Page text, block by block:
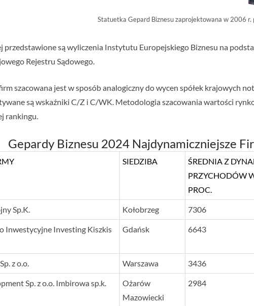
Statuetka Gepard Biznesu zaprojektowana w 2006 r.
przedstawione są wyliczenia Instytutu Europejskiego Biznesu na
Rejestru Sądowego.
szacowana jest w sposób analogiczny do wycen spółek krajowych
są wskaźniki C/Z i C/WK. Metodologia szacowania wartości
rankingu.
Gepardy Biznesu 2024 Najdynamiczniejsze
SIEDZIBA
ŚREDNIA Z
PRZYCHODÓW
PROC.
Sp.K. Kołobrzeg 7306
Inwestycyjne Investing Kiszkis
Gdańsk 6643
z o.o. Warszawa 3436
Sp. z o.o. Imbirowa sp.k.
Ożarów
Mazowiecki
2984